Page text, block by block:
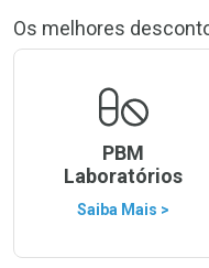
Os melhores
PBM
Laboratórios
Saiba Mais >